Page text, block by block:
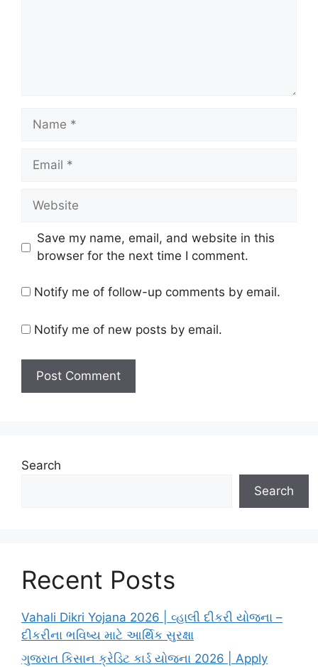
Name
Email
Website
Save my name, email, and website in this
browser for the next time I comment.
Notify me of follow-up comments by email.
Notify me of new posts by email.
Search
Search
Recent Posts
Vahali Dikri Yojana 2026 | વ્હાલી દીકરી યોજના –
દીકરીના ભવિષ્ય માટે આર્થિક સુરક્ષા
ગુજરાત કિસાન ક્રેડિટ કાર્ડ યોજના 2026 | Apply